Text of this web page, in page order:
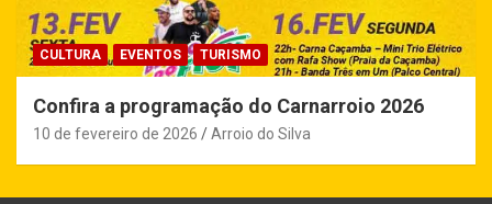
CULTURA EVENTOS TURISMO
Confira a programação do Carnarroio 2026
10 de fevereiro de 2026 Arroio do Silva